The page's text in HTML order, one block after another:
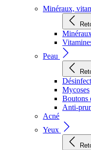
Minéraux,
Peau
Mycoses
Boutons
Anti-
Acné
Yeux